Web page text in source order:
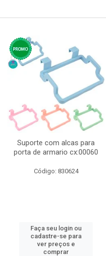
Suporte com alcas para
porta de armario cx:00060
Código: 830624
Faça seu login ou
cadastre-se para
ver preços e
comprar